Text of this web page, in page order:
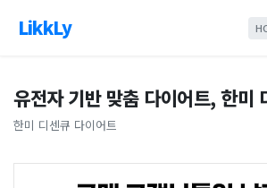
LikkLy
유전자 기반 맞춤 다이어트, 한미
한미 디센큐 다이어트